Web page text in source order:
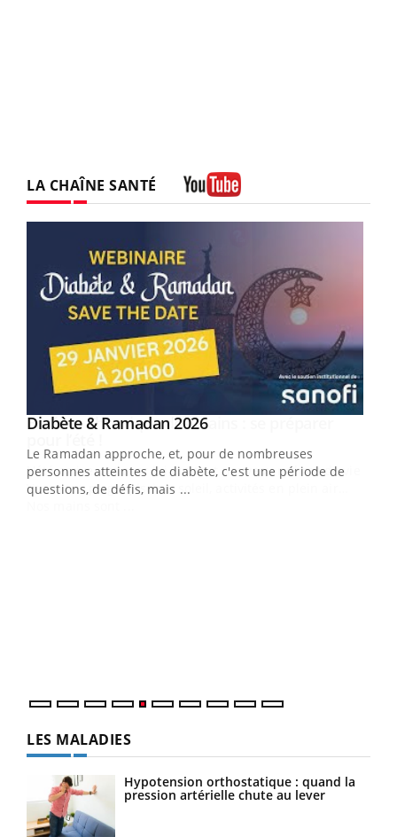
LA CHAÎNE SANTÉ
Youtube
Diabète & Ramadan 2026Youtube
Le Ramadan approche, et, pour de nombreuses
personnes atteintes de diabète, c'est une période de
questions, de défis, mais ...
LES MALADIES
Hypotension orthostatique : quand la
pression artérielle chute au lever